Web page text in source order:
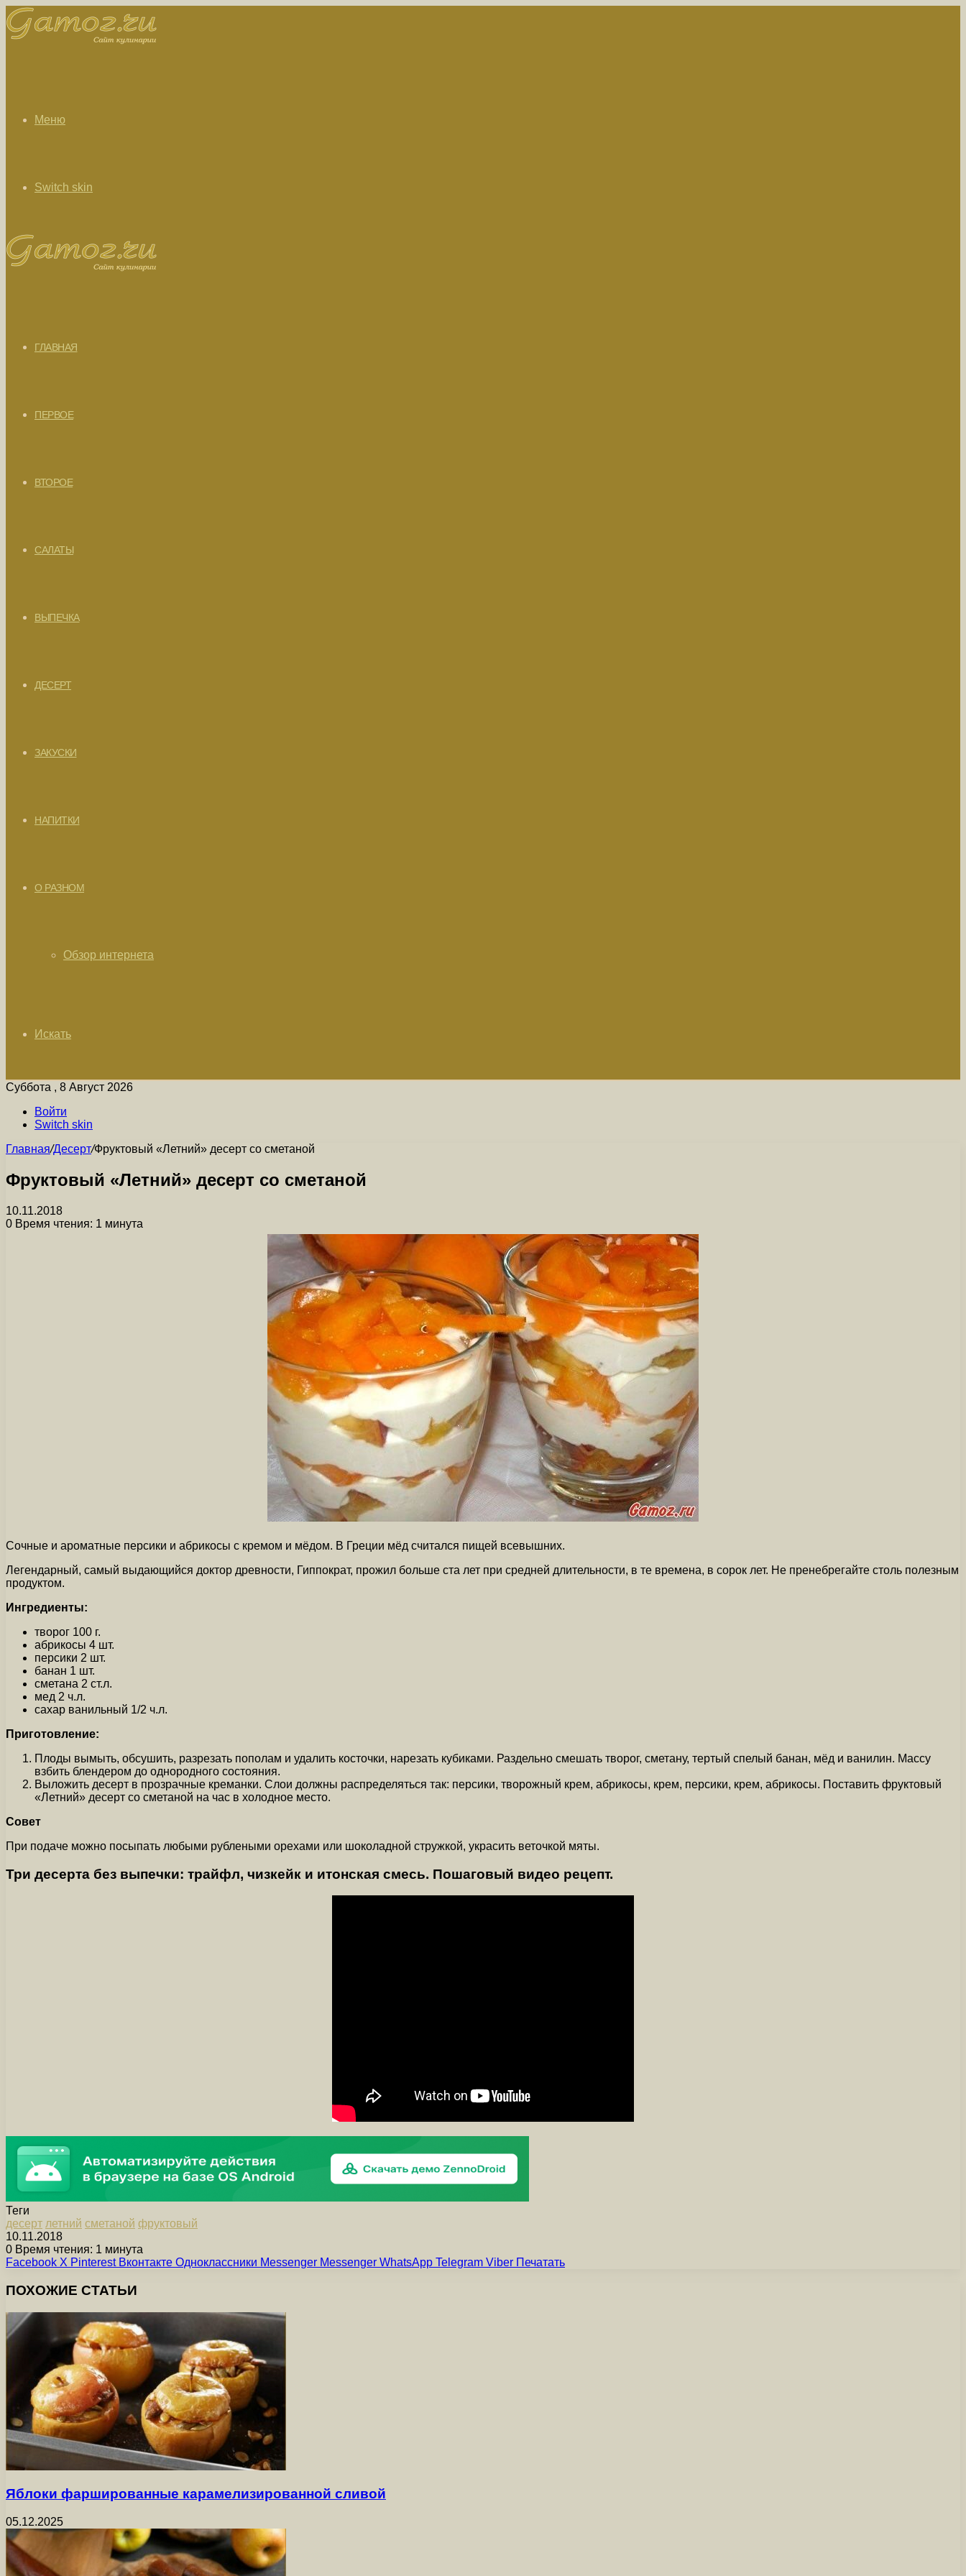
Меню
Switch skin
ГЛАВНАЯ
ПЕРВОЕ
ВТОРОЕ
САЛАТЫ
ВЫПЕЧКА
ДЕСЕРТ
ЗАКУСКИ
НАПИТКИ
О РАЗНОМ
Обзор интернета
Искать
Суббота , 8 Август 2026
Войти
Switch skin
Главная/Десерт/Фруктовый «Летний» десерт со сметаной
Фруктовый «Летний» десерт со сметаной
10.11.2018
0 Время чтения: 1 минута
Сочные и ароматные персики и абрикосы с кремом и мёдом. В Греции мёд считался пищей всевышних.
Легендарный, самый выдающийся доктор древности, Гиппократ, прожил больше ста лет при средней длительности, в те времена, в сорок лет. Не пренебрегайте столь полезным
продуктом.
Ингредиенты:
творог 100 г.
абрикосы 4 шт.
персики 2 шт.
банан 1 шт.
сметана 2 ст.л.
мед 2 ч.л.
сахар ванильный 1/2 ч.л.
Приготовление:
Плоды вымыть, обсушить, разрезать пополам и удалить косточки, нарезать кубиками. Раздельно смешать творог, сметану, тертый спелый банан, мёд и ванилин. Массу
взбить блендером до однородного состояния.
Выложить десерт в прозрачные креманки. Слои должны распределяться так: персики, творожный крем, абрикосы, крем, персики, крем, абрикосы. Поставить фруктовый
«Летний» десерт со сметаной на час в холодное место.
Совет
При подаче можно посыпать любыми рублеными орехами или шоколадной стружкой, украсить веточкой мяты.
Три десерта без выпечки: трайфл, чизкейк и итонская смесь. Пошаговый видео рецепт.
Теги
десерт летний сметаной фруктовый
10.11.2018
0 Время чтения: 1 минута
Facebook X Pinterest Вконтакте Одноклассники Messenger Messenger WhatsApp Telegram Viber Печатать
ПОХОЖИЕ СТАТЬИ
Яблоки фаршированные карамелизированной сливой
05.12.2025